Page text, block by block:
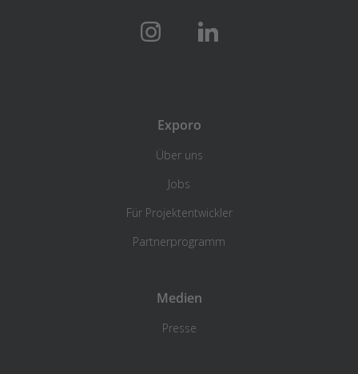
Exporo
Über uns
Jobs
Für Projektentwickler
Partnerprogramm
Medien
Presse